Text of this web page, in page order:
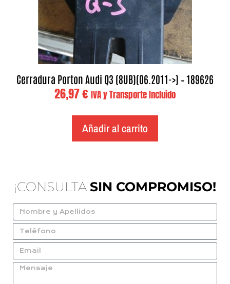
Cerradura Porton Audi Q3 (8UB)(06.2011->) – 189626
26,97€ IVA y Transporte Incluido
Añadir al carrito
¡CONSULTA SIN COMPROMISO!